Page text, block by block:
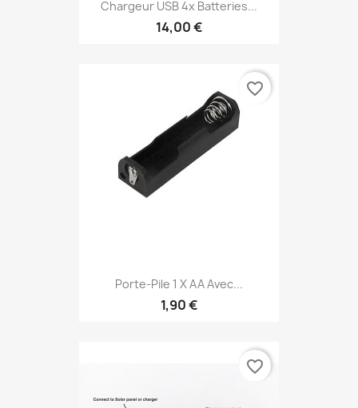
Chargeur USB 4x Batteries...
14,00 €
Porte-Pile 1 X AA Avec...
1,90 €
favorite_border
favorite_border